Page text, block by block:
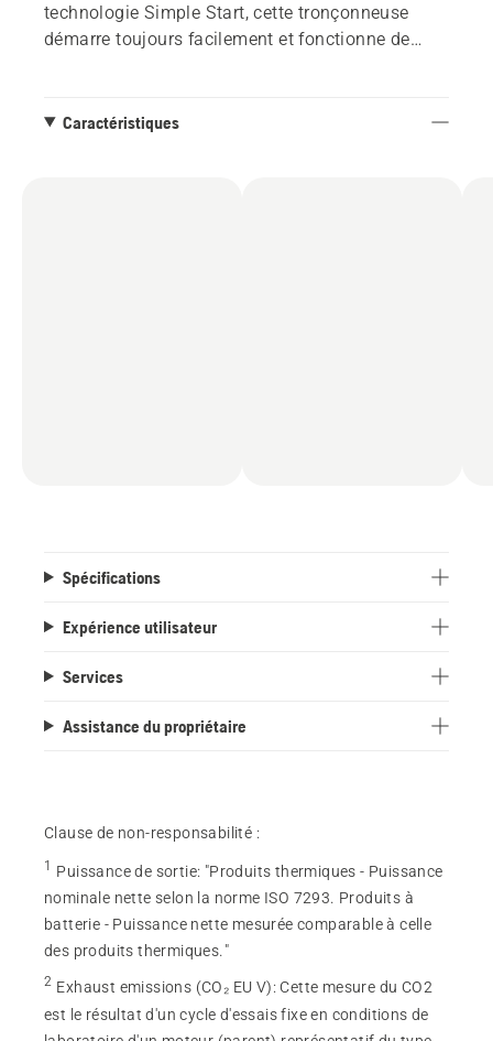
technologie Simple Start, cette tronçonneuse
démarre toujours facilement et fonctionne de
l'abattage, l'ébranchage et le tronçonnage du
Caractéristiques
Spécifications
Expérience utilisateur
Services
Assistance du propriétaire
Clause de non-responsabilité :
1 Puissance de sortie: "Produits thermiques - Puissance
nominale nette selon la norme ISO 7293. Produits à
batterie - Puissance nette mesurée comparable à celle
des produits thermiques."
2 Exhaust emissions (CO₂ EU V):Cette mesure du CO2
est le résultat d'un cycle d'essais fixe en conditions de